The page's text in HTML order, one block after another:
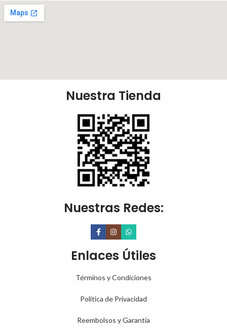
Nuestra Tienda
Nuestras Redes:
Enlaces Útiles
Términos y Condiciones
Política de Privacidad
Reembolsos y Garantía